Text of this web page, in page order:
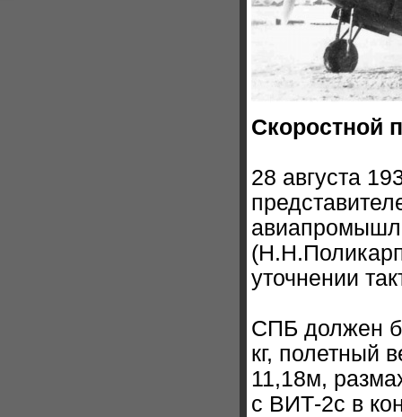
Скоростной
28 августа
уточнении
СПБ должен
кг, полетный
11,18м,
с ВИТ-2с в